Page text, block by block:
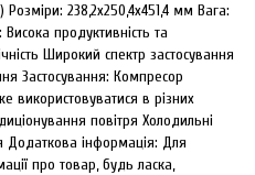
238,2х250,4х451,4 мм Вага:
Висока продуктивність та
Широкий спектр застосування
Застосування: Компресор
використовуватися в різних
повітря Холодильні
Додаткова інформація: Для
про товар, будь ласка,